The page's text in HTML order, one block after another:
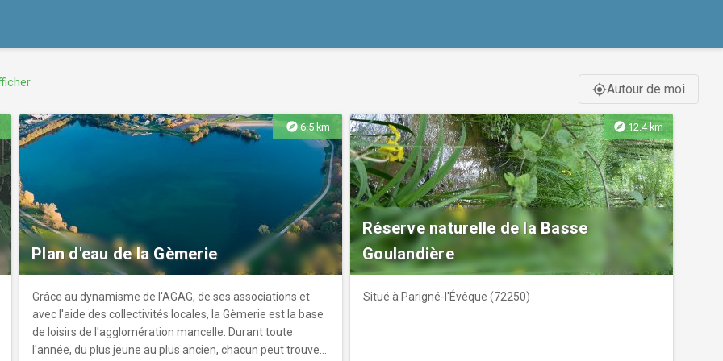
gps_fixedAutour de moi
explore6.5 km
Plan d'eau de la Gèmerie
Grâce au dynamisme de l'AGAG, de ses associations et
avec l'aide des collectivités locales, la Gèmerie est la base
de loisirs de l'agglomération mancelle. Durant toute
l'année, du plus jeune au plus ancien, chacun peut trouver
explore 12.4 km
Réserve naturelle de la Basse
Goulandière
Situé à Parigné-l'Évêque (72250)